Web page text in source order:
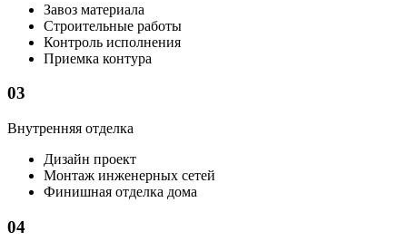
Завоз материала
Строительные работы
Контроль исполнения
Приемка контура
03
Внутренняя отделка
Дизайн проект
Монтаж инженерных сетей
Финишная отделка дома
04